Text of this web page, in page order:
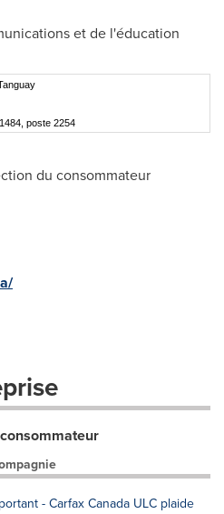
et de l'éducation
poste 2254
du consommateur
- Carfax Canada ULC plaide